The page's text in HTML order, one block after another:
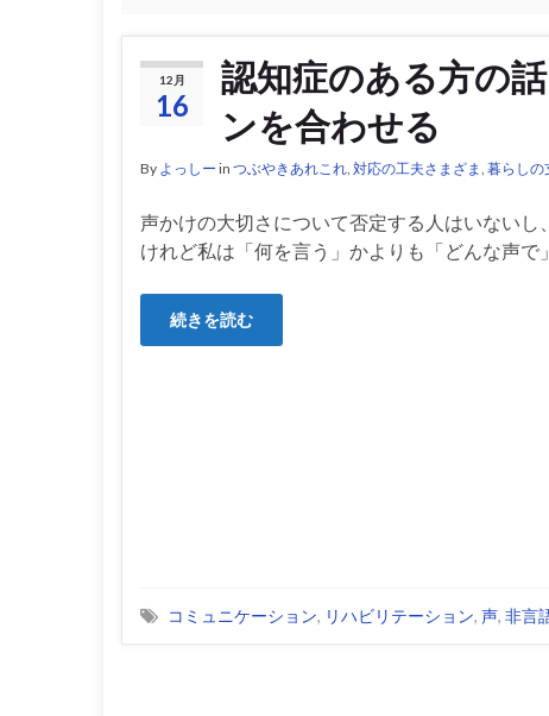
12月
16
認知症のある方の
ンを合わせる
By よっしー in つぶやきあれこれ, 対応の工夫さまざま , 暮らしの
声かけの大切さについて否定する人はいないし
けれど私は「何を言う」かよりも「どんな声で
続きを読む
コミュニケーション, リハビリテーション, 声, 非言